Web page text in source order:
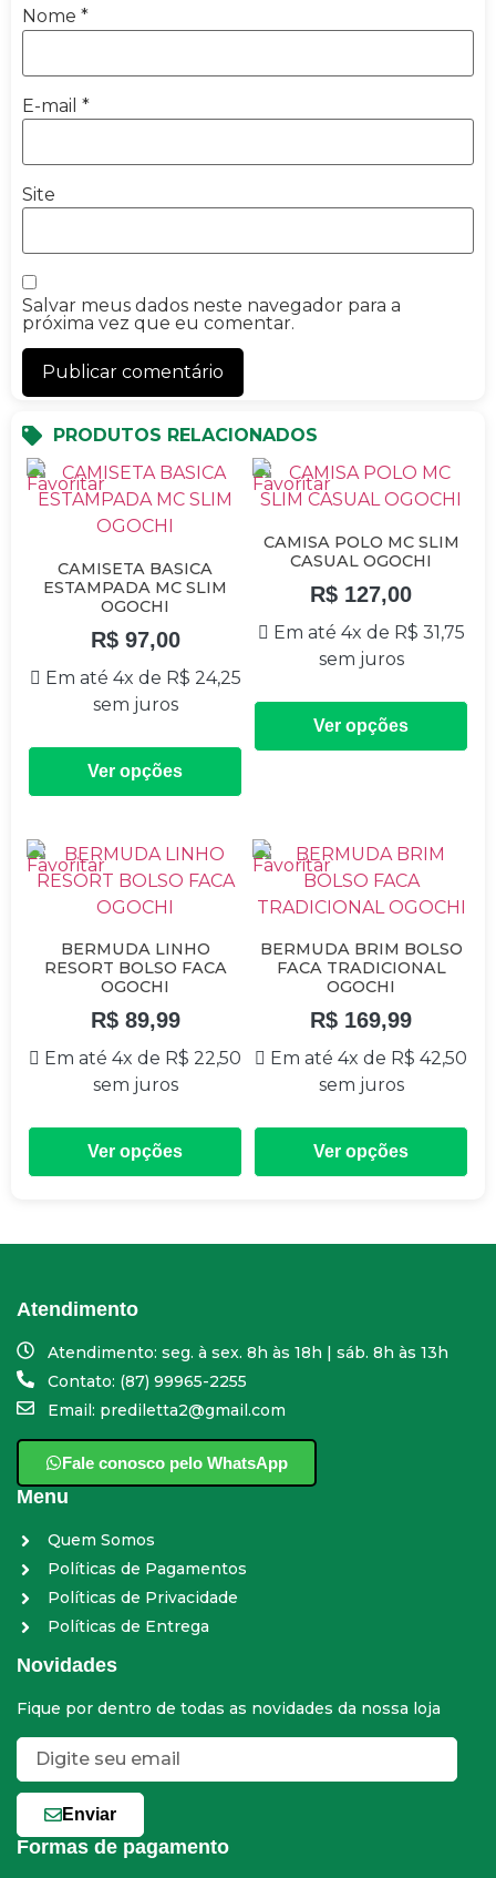
Nome *
E-mail *
Site
Salvar meus dados neste navegador para a
próxima vez que eu comentar.
PRODUTOS RELACIONADOS
CAMISETA BASICA
ESTAMPADA MC SLIM
OGOCHI
R$97,00
Em até 4x de R$ 24,25
sem juros
Ver opções
CAMISA POLO MC SLIM
CASUAL OGOCHI
R$ 127,00
Em até 4x de R$ 31,75
sem juros
Ver opções
BERMUDA LINHO
RESORT BOLSO FACA
OGOCHI
R$89,99
Em até 4x de R$ 22,50
sem juros
Ver opções
BERMUDA BRIM BOLSO
FACA TRADICIONAL
OGOCHI
R$ 169,99
Em até 4x de R$ 42,50
sem juros
Ver opções
Atendimento
Atendimento: seg. à sex. 8h às 18h | sáb. 8h às 13h
Contato: (87) 99965-2255
Email: prediletta2@gmail.com
Fale conosco pelo WhatsApp
Menu
Quem Somos
Políticas de Pagamentos
Políticas de Privacidade
Políticas de Entrega
Novidades
Fique por dentro de todas as novidades da nossa loja
Enviar
Formas de pagamento